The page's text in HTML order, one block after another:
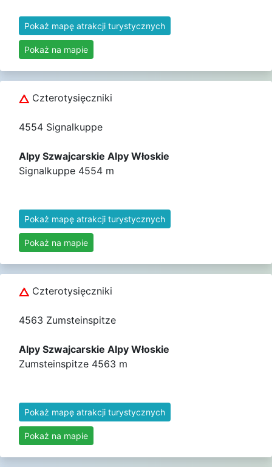
Pokaż mapę atrakcji turystycznych
Pokaż na mapie
Czterotysięczniki
4554 Signalkuppe
Alpy Szwajcarskie Alpy Włoskie
Signalkuppe 4554 m
Pokaż mapę atrakcji turystycznych
Pokaż na mapie
Czterotysięczniki
4563 Zumsteinspitze
Alpy Szwajcarskie Alpy Włoskie
Zumsteinspitze 4563 m
Pokaż mapę atrakcji turystycznych
Pokaż na mapie